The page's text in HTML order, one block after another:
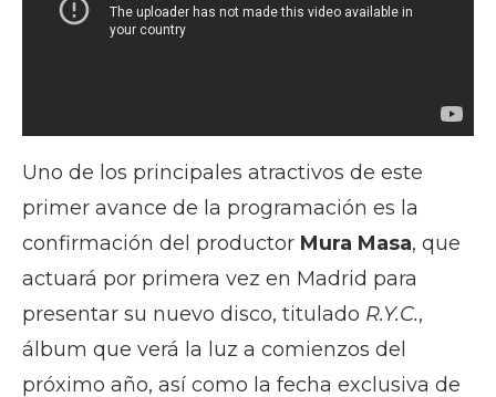
Uno de los principales atractivos de este
primer avance de la programación es la
confirmación del productor Mura Masa, que
actuará por primera vez en Madrid para
presentar su nuevo disco, titulado R.Y.C.,
álbum que verá la luz a comienzos del
próximo año, así como la fecha exclusiva de